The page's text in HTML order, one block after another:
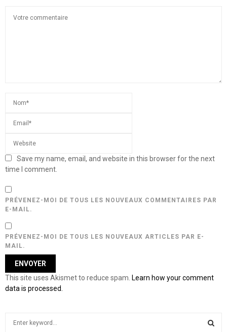
Save my name, email, and website in this browser for the next
time I comment.
PRÉVENEZ-MOI DE TOUS LES NOUVEAUX COMMENTAIRES PAR
E-MAIL.
PRÉVENEZ-MOI DE TOUS LES NOUVEAUX ARTICLES PAR E-
MAIL.
This site uses Akismet to reduce spam. Learn how your comment
data is processed.